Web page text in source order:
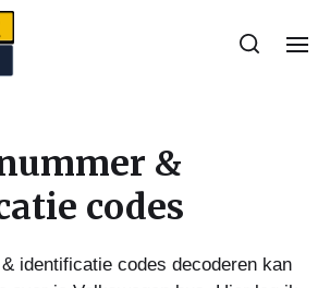
&
codes
identificatie codes decoderen kan